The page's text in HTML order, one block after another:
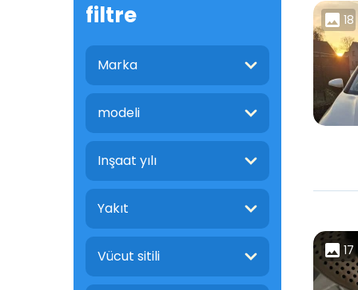
filtre
Marka
modeli
Inşaat yılı
Yakıt
Vücut sitili
18
17